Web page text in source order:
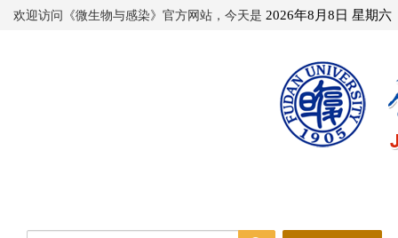
欢迎访问《微生物与感染》官方网站，今天是 2026年8月8日 星期六